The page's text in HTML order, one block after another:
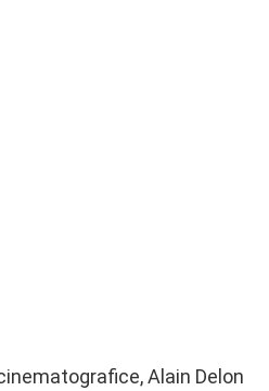
Alain Delon